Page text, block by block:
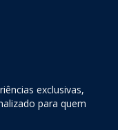
exclusivas,
para quem